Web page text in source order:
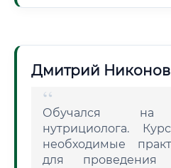
Дмитрий Никонов
Обучался на
нутрициолога.
необходимые
для проведения